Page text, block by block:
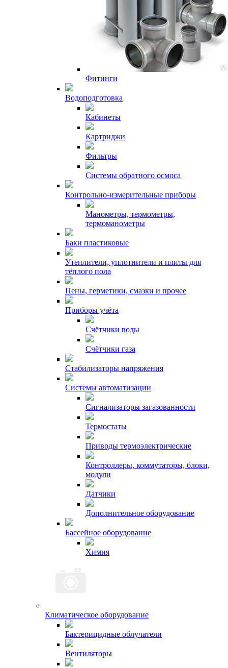
Фитинги
Водоподготовка
Кабинеты
Картриджи
Фильтры
Системы обратного осмоса
Контрольно-измерительные приборы
Манометры, термометры,
термоманометры
Баки пластиковые
Утеплители, уплотнители и плиты для
тёплого пола
Пены, герметики, смазки и прочее
Приборы учёта
Счётчики воды
Счётчики газа
Стабилизаторы напряжения
Системы автоматизации
Сигнализаторы загазованности
Термостаты
Приводы термоэлектрические
Контроллеры, коммутаторы, блоки,
модули
Датчики
Дополнительное оборудование
Бассейное оборудование
Химия
Климатическое оборудование
Бактерицидные облучатели
Вентиляторы